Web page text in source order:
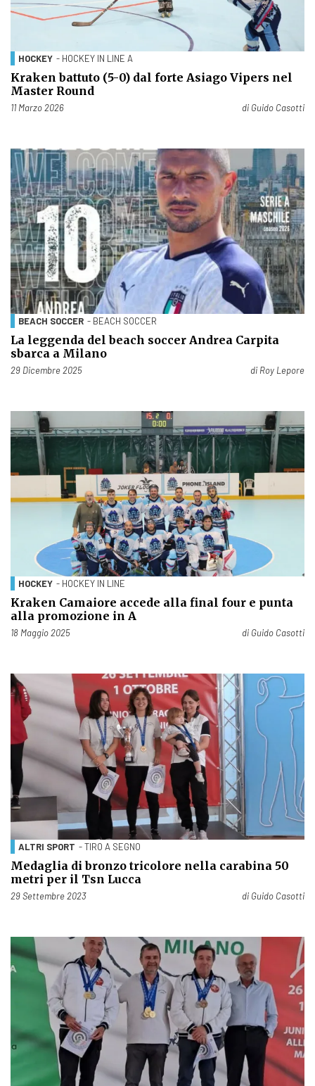
HOCKEY - HOCKEY IN LINE A
Kraken battuto (5-0) dal forte Asiago Vipers nel
Master Round
Pubblicato il
11 Marzo 2026 di Guido Casotti
BEACH SOCCER - BEACH SOCCER
La leggenda del beach soccer Andrea Carpita
sbarca a Milano
Pubblicato il
29 Dicembre 2025 di Roy Lepore
HOCKEY - HOCKEY IN LINE
Kraken Camaiore accede alla final four e punta
alla promozione in A
Pubblicato il
18 Maggio 2025 di Guido Casotti
ALTRI SPORT - TIRO A SEGNO
Medaglia di bronzo tricolore nella carabina 50
metri per il Tsn Lucca
Pubblicato il
29 Settembre 2023 di Guido Casotti